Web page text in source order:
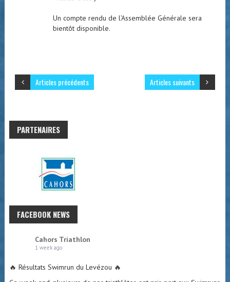
Un compte rendu de l’Assemblée Générale sera
bientôt disponible.
Articles suivants
Articles précédents
PARTENAIRES
FACEBOOK NEWS
Cahors Triathlon
1 week ago
🔥 Résultats Swimrun du Levézou 🔥